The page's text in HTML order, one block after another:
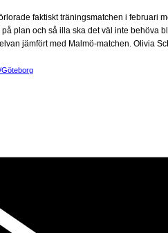
faktiskt träningsmatchen i februari
plan och så illa ska det väl inte behöva
jämfört med Malmö-matchen. Olivia